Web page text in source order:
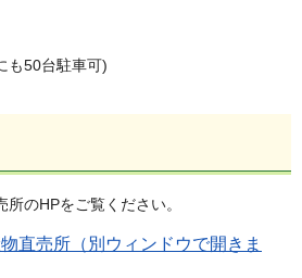
も50台駐車可)
のHPをご覧ください。
直売所（別ウィンドウで開きま